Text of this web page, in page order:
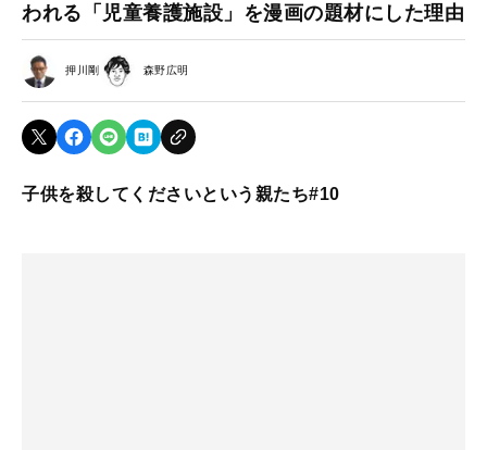
われる「児童養護施設」を漫画の題材にした理由
押川剛 森野広明
子供を殺してくださいという親たち#10